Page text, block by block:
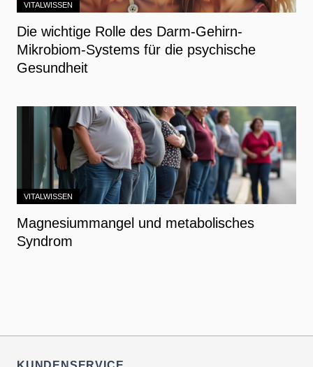
VITALWISSEN
Die wichtige Rolle des Darm-Gehirn-
Mikrobiom-Systems für die psychische
Gesundheit
VITALWISSEN
Magnesiummangel und metabolisches
Syndrom